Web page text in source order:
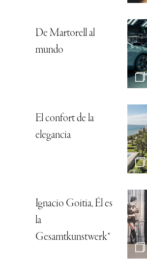
De Martorell al
mundo
El confort de la
elegancia
Ignacio Goitia, Él es
la
Gesamtkunstwerk*